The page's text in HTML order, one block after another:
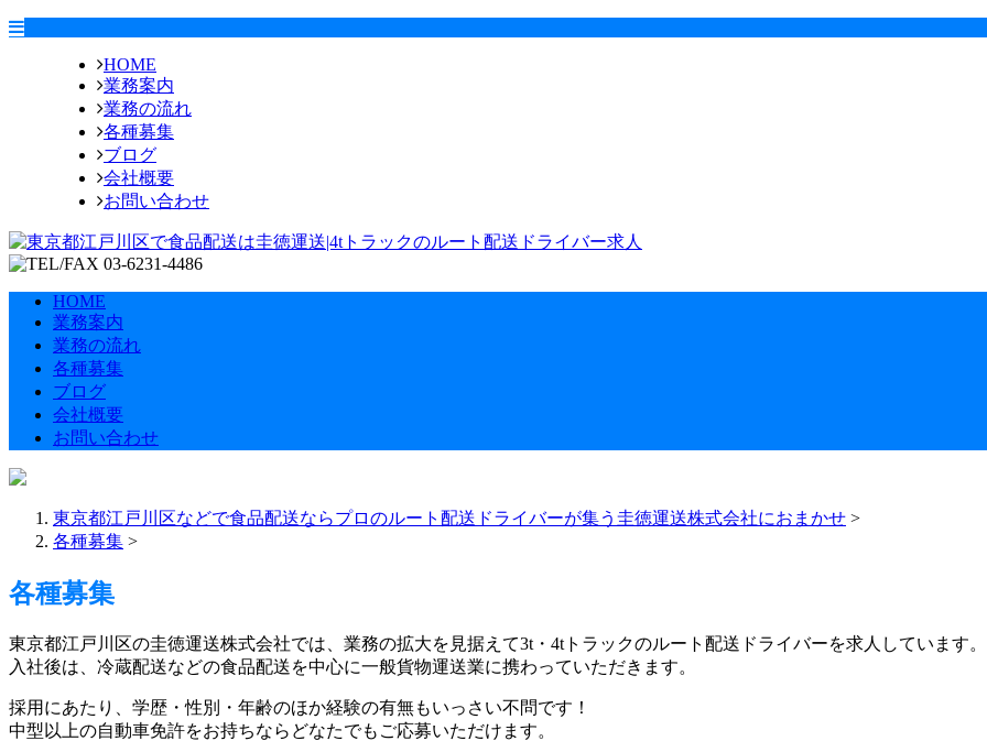
HOME
業務案内
業務の流れ
各種募集
ブログ
会社概要
お問い合わせ
HOME
業務案内
業務の流れ
各種募集
ブログ
会社概要
お問い合わせ
東京都江戸川区などで食品配送ならプロのルート配送ドライバーが集う圭徳運送株式会社におまかせ >
各種募集 >
各種募集
東京都江戸川区の圭徳運送株式会社では、業務の拡大を見据えて3t・4tトラックのルート配送ドライバーを求人しています。
入社後は、冷蔵配送などの食品配送を中心に一般貨物運送業に携わっていただきます。
採用にあたり、学歴・性別・年齢のほか経験の有無もいっさい不問です！
中型以上の自動車免許をお持ちならどなたでもご応募いただけます。